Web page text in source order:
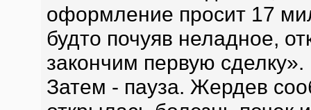
оформление просит 17
будто почуяв неладное,
закончим первую сделку».
Затем - пауза. Жердев